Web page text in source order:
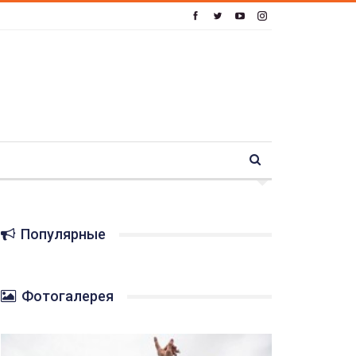
Популярные
Фотогалерея